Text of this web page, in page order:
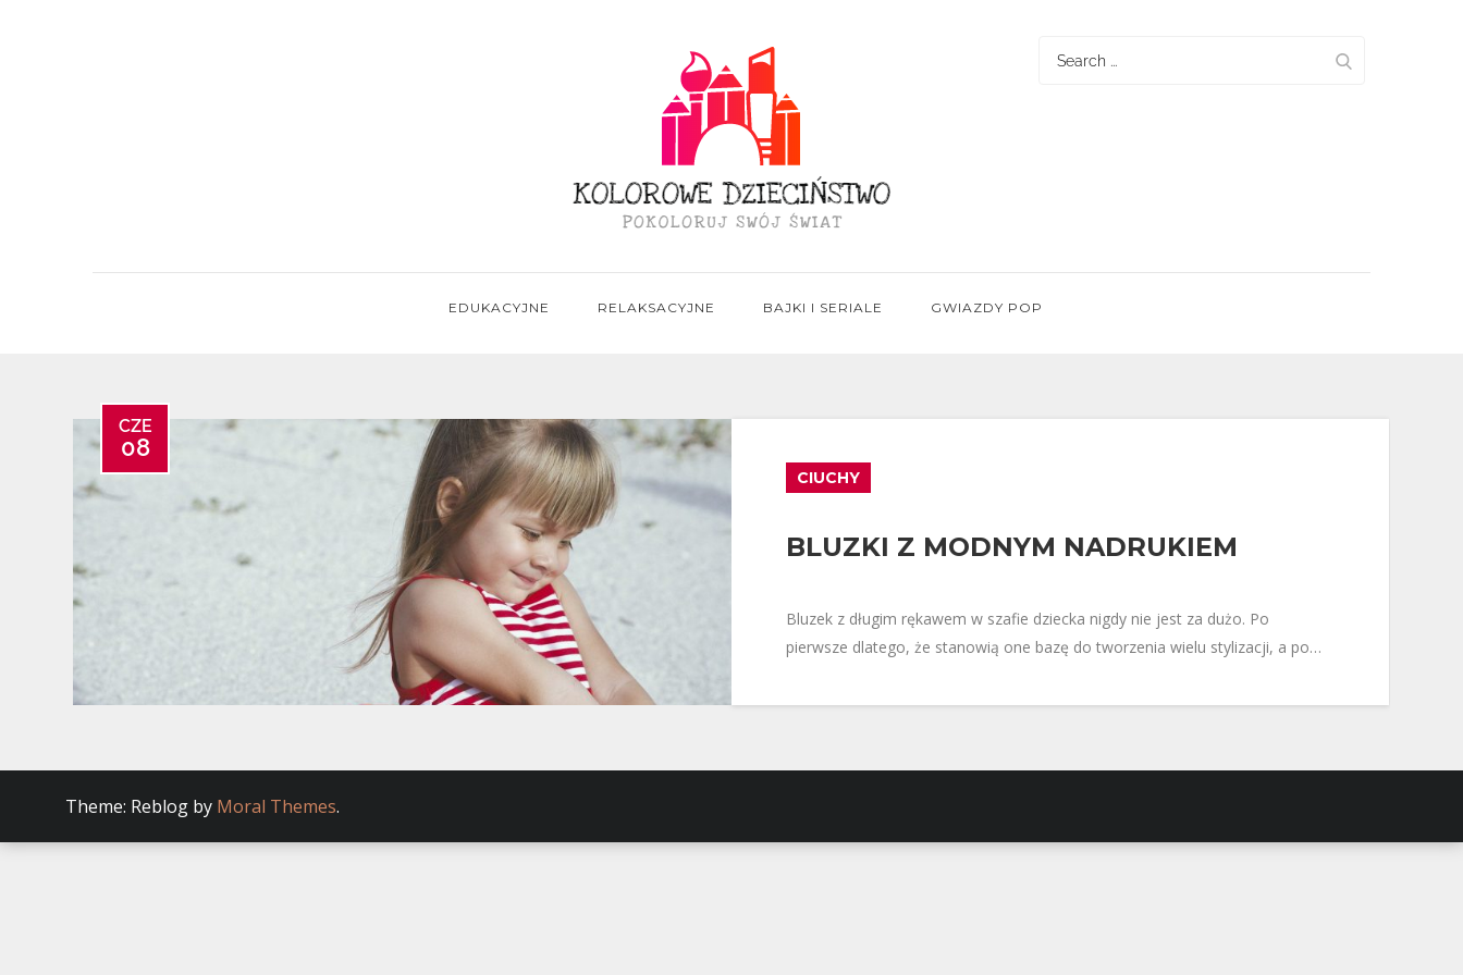
EDUKACYJNE RELAKSACYJNE BAJKI I SERIALE GWIAZDY POP
Search
CZE
08
CIUCHY
BLUZKI Z MODNYM NADRUKIEM
Bluzek z długim rękawem w szafie dziecka nigdy nie jest za dużo. Po
pierwsze dlatego, że stanowią one bazę do tworzenia wielu stylizacji, a po…
Theme: Reblog by Moral Themes.